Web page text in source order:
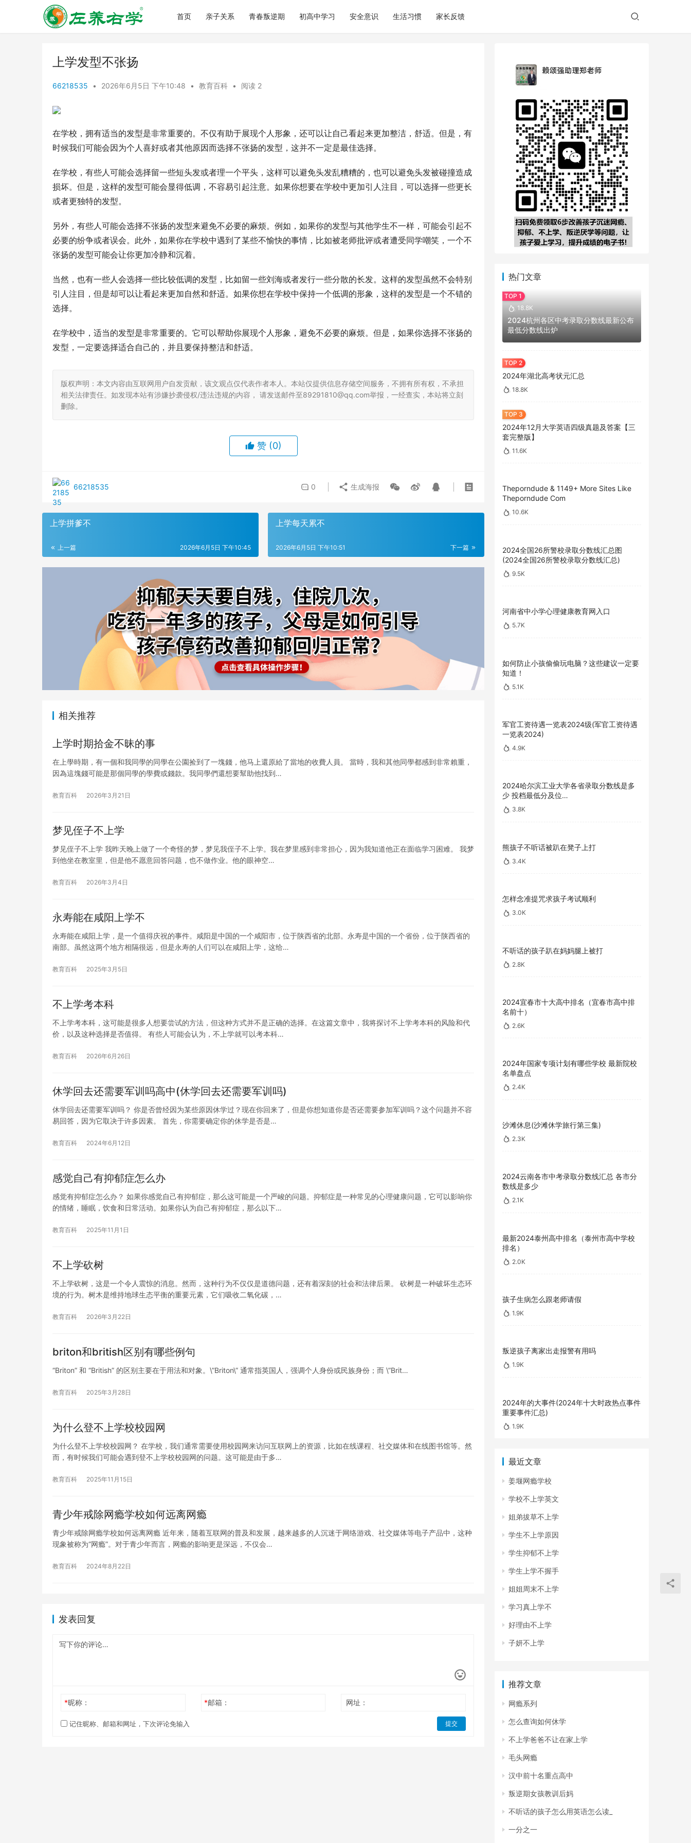
首页 亲子关系 青春叛逆期 初高中学习 安全意识 生活习惯 家长反馈
上学发型不张扬
66218535 • 2026年6月5日 下午10:48 • 教育百科 • 阅读 2
在学校，拥有适当的发型是非常重要的。不仅有助于展现个人形象，还可以让自己看起来更加整洁，舒适。但是，有
时候我们可能会因为个人喜好或者其他原因而选择不张扬的发型，这并不一定是最佳选择。
在学校，有些人可能会选择留一些短头发或者理一个平头，这样可以避免头发乱糟糟的，也可以避免头发被碰撞造成
损坏。但是，这样的发型可能会显得低调，不容易引起注意。如果你想要在学校中更加引人注目，可以选择一些更长
或者更独特的发型。
另外，有些人可能会选择不张扬的发型来避免不必要的麻烦。例如，如果你的发型与其他学生不一样，可能会引起不
必要的纷争或者误会。此外，如果你在学校中遇到了某些不愉快的事情，比如被老师批评或者遭受同学嘲笑，一个不
张扬的发型可能会让你更加冷静和沉着。
当然，也有一些人会选择一些比较低调的发型，比如留一些刘海或者发行一些分散的长发。这样的发型虽然不会特别
引人注目，但是却可以让看起来更加自然和舒适。如果你想在学校中保持一个低调的形象，这样的发型是一个不错的
选择。
在学校中，适当的发型是非常重要的。它可以帮助你展现个人形象，避免不必要的麻烦。但是，如果你选择不张扬的
发型，一定要选择适合自己的，并且要保持整洁和舒适。
版权声明：本文内容由互联网用户自发贡献，该文观点仅代表作者本人。本站仅提供信息存储空间服务，不拥有所有权，不承担
相关法律责任。如发现本站有涉嫌抄袭侵权/违法违规的内容， 请发送邮件至89291810@qq.com举报，一经查实，本站将立刻
删除。
赞 (0)
66218535 0 生成海报
上学拼爹不
上一篇 2026年6月5日 下午10:45
上学每天累不
下一篇
2026年6月5日 下午10:51
相关推荐
上学时期拾金不昧的事
在上學時期，有一個和我同學的同學在公園捡到了一塊錢，他马上還原給了當地的收費人員。 當時，我和其他同學都感到非常賴重，
因為這塊錢可能是那個同學的學費或錢款。我同學們還想要幫助他找到…
教育百科 2026年3月21日
梦见侄子不上学
梦见侄子不上学 我昨天晚上做了一个奇怪的梦，梦见我侄子不上学。我在梦里感到非常担心，因为我知道他正在面临学习困难。 我梦
到他坐在教室里，但是他不愿意回答问题，也不做作业。他的眼神空…
教育百科 2026年3月4日
永寿能在咸阳上学不
永寿能在咸阳上学，是一个值得庆祝的事件。咸阳是中国的一个咸阳市，位于陕西省的北部。永寿是中国的一个省份，位于陕西省的
南部。虽然这两个地方相隔很远，但是永寿的人们可以在咸阳上学，这给…
教育百科 2025年3月5日
不上学考本科
不上学考本科，这可能是很多人想要尝试的方法，但这种方式并不是正确的选择。在这篇文章中，我将探讨不上学考本科的风险和代
价，以及这种选择是否值得。 有些人可能会认为，不上学就可以考本科…
教育百科 2026年6月26日
休学回去还需要军训吗高中(休学回去还需要军训吗)
休学回去还需要军训吗？ 你是否曾经因为某些原因休学过？现在你回来了，但是你想知道你是否还需要参加军训吗？这个问题并不容
易回答，因为它取决于许多因素。 首先，你需要确定你的休学是否是…
教育百科 2024年6月12日
感觉自己有抑郁症怎么办
感觉有抑郁症怎么办？ 如果你感觉自己有抑郁症，那么这可能是一个严峻的问题。抑郁症是一种常见的心理健康问题，它可以影响你
的情绪，睡眠，饮食和日常活动。如果你认为自己有抑郁症，那么以下…
教育百科 2025年11月1日
不上学砍树
不上学砍树，这是一个令人震惊的消息。然而，这种行为不仅仅是道德问题，还有着深刻的社会和法律后果。 砍树是一种破坏生态环
境的行为。树木是维持地球生态平衡的重要元素，它们吸收二氧化碳，…
教育百科 2026年3月22日
briton和british区别有哪些例句
“Briton” 和 “British” 的区别主要在于用法和对象。\”Briton\” 通常指英国人，强调个人身份或民族身份；而 \”Brit…
教育百科 2025年3月28日
为什么登不上学校校园网
为什么登不上学校校园网？ 在学校，我们通常需要使用校园网来访问互联网上的资源，比如在线课程、社交媒体和在线图书馆等。然
而，有时候我们可能会遇到登不上学校校园网的问题。这可能是由于多…
教育百科 2025年11月15日
青少年戒除网瘾学校如何远离网瘾
青少年戒除网瘾学校如何远离网瘾 近年来，随着互联网的普及和发展，越来越多的人沉迷于网络游戏、社交媒体等电子产品中，这种
现象被称为“网瘾”。对于青少年而言，网瘾的影响更是深远，不仅会…
教育百科 2024年8月22日
发表回复
*昵称： *邮箱： 网址：
记住昵称、邮箱和网址，下次评论免输入 提交
热门文章
18.8K
2024杭州各区中考录取分数线最新公布
最低分数线出炉
2024年湖北高考状元汇总
18.8K
2024年12月大学英语四级真题及答案【三
套完整版】
11.6K
Theporndude & 1149+ More Sites Like
Theporndude Com
10.6K
2024全国26所警校录取分数线汇总图
(2024全国26所警校录取分数线汇总)
9.5K
河南省中小学心理健康教育网入口
5.7K
如何防止小孩偷偷玩电脑？这些建议一定要
知道！
5.1K
军官工资待遇一览表2024级(军官工资待遇
一览表2024)
4.9K
2024哈尔滨工业大学各省录取分数线是多
少 投档最低分及位…
3.8K
熊孩子不听话被趴在凳子上打
3.4K
怎样念准提咒求孩子考试顺利
3.0K
不听话的孩子趴在妈妈腿上被打
2.8K
2024宜春市十大高中排名（宜春市高中排
名前十）
2.6K
2024年国家专项计划有哪些学校 最新院校
名单盘点
2.4K
沙滩休息(沙滩休学旅行第三集)
2.3K
2024云南各市中考录取分数线汇总 各市分
数线是多少
2.1K
最新2024泰州高中排名（泰州市高中学校
排名）
2.0K
孩子生病怎么跟老师请假
1.9K
叛逆孩子离家出走报警有用吗
1.9K
2024年的大事件(2024年十大时政热点事件
重要事件汇总)
1.9K
最近文章
姜堰网瘾学校
学校不上学英文
姐弟拔草不上学
学生不上学原因
学生抑郁不上学
学生上学不握手
姐姐周末不上学
学习真上学不
好理由不上学
子妍不上学
推荐文章
网瘾系列
怎么查询如何休学
不上学爸爸不让在家上学
毛头网瘾
汉中前十名重点高中
叛逆期女孩教训后妈
不听话的孩子怎么用英语怎么读_
一分之一